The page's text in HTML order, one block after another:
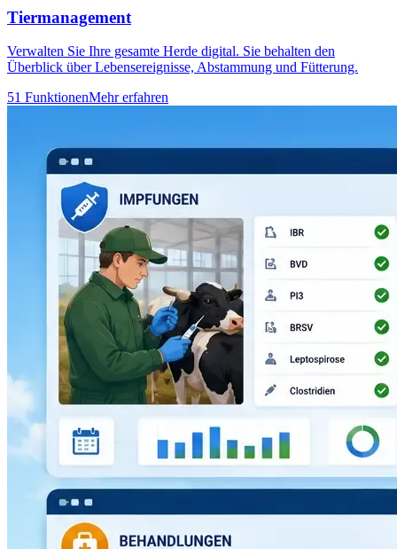
Tiermanagement
Verwalten Sie Ihre gesamte Herde digital. Sie behalten den
Überblick über Lebensereignisse, Abstammung und Fütterung.
51 FunktionenMehr erfahren